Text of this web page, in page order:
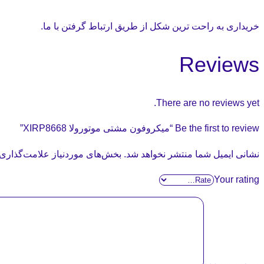
خریداری به راحت ترین شکل از طریق ارتباط گرفتن با ما.
Reviews
There are no reviews yet.
Be the first to review “میکروفون مشتی موتورولا XIRP8668”
نشانی ایمیل شما منتشر نخواهد شد. بخش‌های موردنیاز
Your rating